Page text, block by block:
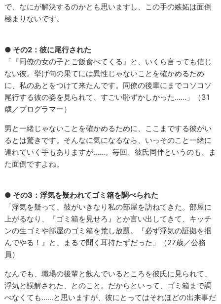
で、なにが解決するのかとも思いますし、この手の嫉妬は面倒
極まりないです。
● その2：彼に尾行された
「『同僚の女の子とご飯食べてくる』と、いくら言っても信じ
ない彼。挙げ句の果てには異性じゃないことを確かめるため
に、私のあとをつけて来たんです。同僚の後輩にまでコソコソ
尾行する彼の姿を見られて、すごい恥ずかしかった……」（31
歳／プログラマー）
男と一緒じゃないことを確かめるために、ここまでする彼がい
るとは驚きです。そんなに気になるなら、いっそのこと一緒に
連れていく手もありますが……。毎回、彼氏同伴というのも、ま
た面倒ですよね。
● その3：浮気を疑われてゴミ箱を調べられた
「浮気を疑って、彼がいきなり私の部屋を訪ねてきた。部屋に
上がるなり、『ゴミ箱を見せろ』とか言い出してきて、キッチ
ンの生ゴミや部屋のゴミ箱を荒し放題。『必ず浮気の証拠を掴
んでやる！』と、まるで聞く耳持たずだった」（27歳／公務
員）
なんでも、職場の後輩と飲んでいるところを彼氏に見られて、
浮気と誤解された、とのこと。だからといって、ゴミ箱まで調
べなくても……と思いますが、彼にとってはそれほどの出来事だ